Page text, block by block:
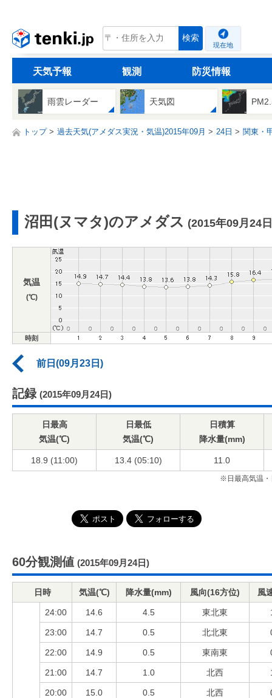
tenki.jp 検索
現在地
天気予報 観測 防災情報
雨雲レーダー 天気図
トップ 過去天気(アメダス実況・気温)2015年09月 24日 関東・
沼田(ヌマタ)のアメダス (2015年09月24
気温
(℃)
時刻
前日(09月23日)
記録 (2015年09月24日)
日最高
気温(℃)
日最低
気温(℃)
日積算
降水量(mm)
18.9 (11:00) 13.4 (05:10) 11.0
※日最高気温・
60分観測値 (2015年09月24日)
日時 気温(℃) 降水量(mm) 風向(16方位) 風
24:00 14.6 4.5 東北東
23:00 14.7 0.5 北北東
22:00 14.9 0.5 東南東
21:00 14.7 1.0 北西
20:00 15.0 0.5 北西